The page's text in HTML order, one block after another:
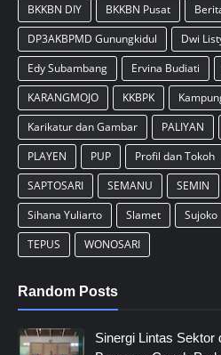
BKKBN DIY
BKKBN Pusat
DP3AKBPMD Gunungkidul
Dwi
Edy Subambang
Ervina Budiati
KARANGMOJO
KKBPK
Karikatur dan Gambar
PALIYAN
PLAYEN
PUP Profil dan Tokoh
SAPTOSARI
SEMANU SEMIN
Sihana Yuliarto
Slamet Sujoko
TEPUS
WONOSARI
Random Posts
Sinergi Lintas Sektor